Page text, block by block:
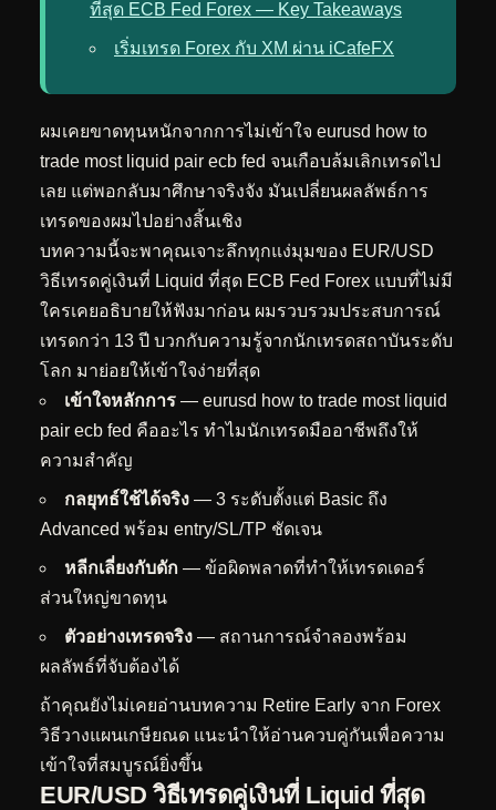
ที่สุด ECB Fed Forex — Key Takeaways
เริ่มเทรด Forex กับ XM ผ่าน iCafeFX
ผมเคยขาดทุนหนักจากการไม่เข้าใจ eurusd how to
trade most liquid pair ecb fed จนเกือบล้มเลิกเทรดไป
เลย แต่พอกลับมาศึกษาจริงจัง มันเปลี่ยนผลลัพธ์การ
เทรดของผมไปอย่างสิ้นเชิง
บทความนี้จะพาคุณเจาะลึกทุกแง่มุมของ EUR/USD
วิธีเทรดคู่เงินที่ Liquid ที่สุด ECB Fed Forex แบบที่ไม่มี
ใครเคยอธิบายให้ฟังมาก่อน ผมรวบรวมประสบการณ์
เทรดกว่า 13 ปี บวกกับความรู้จากนักเทรดสถาบันระดับ
โลก มาย่อยให้เข้าใจง่ายที่สุด
เข้าใจหลักการ — eurusd how to trade most liquid
pair ecb fed คืออะไร ทำไมนักเทรดมืออาชีพถึงให้
ความสำคัญ
กลยุทธ์ใช้ได้จริง — 3 ระดับตั้งแต่ Basic ถึง
Advanced พร้อม entry/SL/TP ชัดเจน
หลีกเลี่ยงกับดัก — ข้อผิดพลาดที่ทำให้เทรดเดอร์
ส่วนใหญ่ขาดทุน
ตัวอย่างเทรดจริง — สถานการณ์จำลองพร้อม
ผลลัพธ์ที่จับต้องได้
ถ้าคุณยังไม่เคยอ่านบทความ Retire Early จาก Forex
วิธีวางแผนเกษียณด แนะนำให้อ่านควบคู่กันเพื่อความ
เข้าใจที่สมบูรณ์ยิ่งขึ้น
EUR/USD วิธีเทรดคู่เงินที่ Liquid ที่สุด